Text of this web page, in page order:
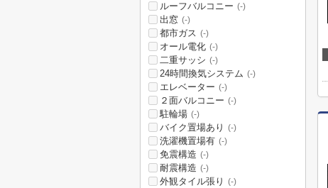
ルーフバルコニー (-)
出窓 (-)
都市ガス (-)
オール電化 (-)
二重サッシ (-)
24時間換気システム (-)
エレベーター (-)
２面バルコニー (-)
駐輪場 (-)
バイク置場あり (-)
洗濯機置場有 (-)
免震構造 (-)
耐震構造 (-)
外観タイル張り (-)